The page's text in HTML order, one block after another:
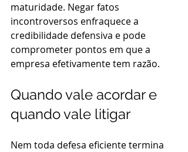
maturidade. Negar fatos
incontroversos enfraquece a
credibilidade defensiva e pode
comprometer pontos em que a
empresa efetivamente tem razão.
Quando vale acordar e
quando vale litigar
Nem toda defesa eficiente termina